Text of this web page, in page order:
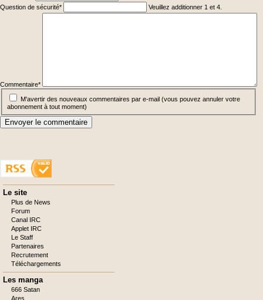
Champ
obligatoire
Question de sécurité*
Veuillez additionner 1 et 4.
Commentaire*
M'avertir des nouveaux commentaires par e-mail (vous pouvez annuler votre
abonnement à tout moment)
Envoyer le commentaire
Aller
au
contenu
Le site
Plus de News
Forum
Canal IRC
Applet IRC
Le Staff
Partenaires
Recrutement
Téléchargements
Les manga
666 Satan
Ares